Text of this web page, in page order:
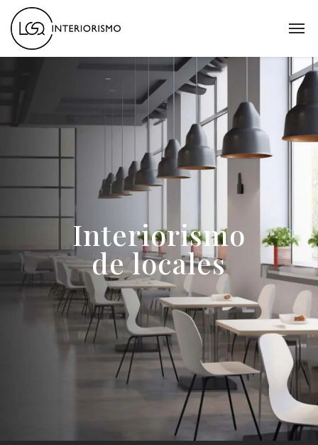
Interiorismo
de locales